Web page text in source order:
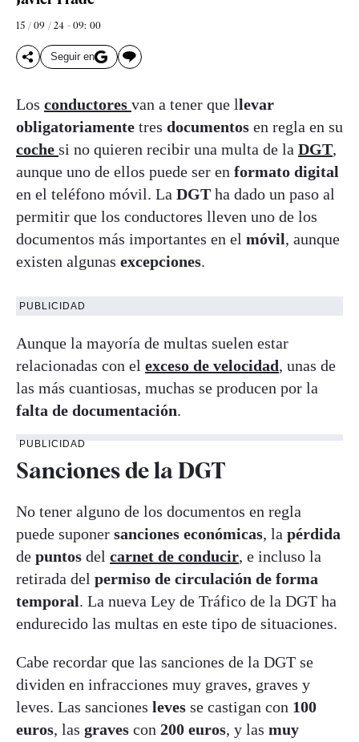
15 / 09 / 24 - 09: 00
Seguir en
Los conductores van a tener que llevar
obligatoriamente tres documentos en regla en su
coche si no quieren recibir una multa de la DGT,
aunque uno de ellos puede ser en formato digital
en el teléfono móvil. La DGT ha dado un paso al
permitir que los conductores lleven uno de los
documentos más importantes en el móvil, aunque
existen algunas excepciones.
PUBLICIDAD
Aunque la mayoría de multas suelen estar
relacionadas con el exceso de velocidad, unas de
las más cuantiosas, muchas se producen por la
falta de documentación.
PUBLICIDAD
Sanciones de la DGT
No tener alguno de los documentos en regla
puede suponer sanciones económicas, la pérdida
de puntos del carnet de conducir, e incluso la
retirada del permiso de circulación de forma
temporal. La nueva Ley de Tráfico de la DGT ha
endurecido las multas en este tipo de situaciones.
Cabe recordar que las sanciones de la DGT se
dividen en infracciones muy graves, graves y
leves. Las sanciones leves se castigan con 100
euros, las graves con 200 euros, y las muy